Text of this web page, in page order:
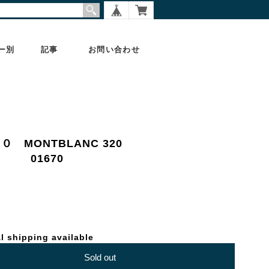
別 記事 お問い合わせ
０ MONTBLANC 320
01670
shipping available
Sold out